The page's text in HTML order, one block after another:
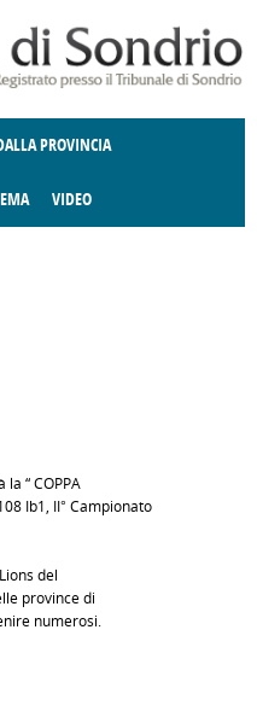
PROVINCIA
VIDEO
“ COPPA
Ib1, II° Campionato
del
province di
numerosi.